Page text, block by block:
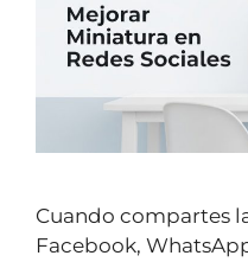
Cuando compartes
Facebook,